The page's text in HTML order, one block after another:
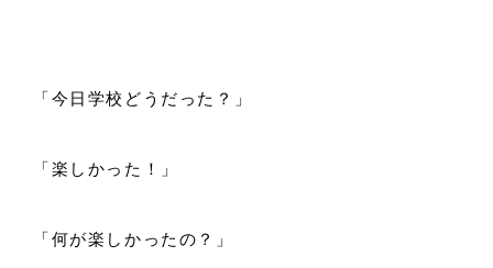
「今日学校どうだった？」
「楽しかった！」
「何が楽しかったの？」